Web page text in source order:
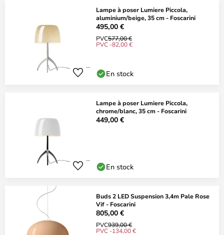
Lampe à poser Lumiere Piccola,
aluminium/beige, 35 cm - Foscarini
495,00 €
PVC577,00 €
PVC -82,00 €
En stock
Lampe à poser Lumiere Piccola,
chrome/blanc, 35 cm - Foscarini
449,00 €
En stock
Buds 2 LED Suspension 3,4m Pale Rose
Vif - Foscarini
805,00 €
PVC939,00 €
PVC -134,00 €